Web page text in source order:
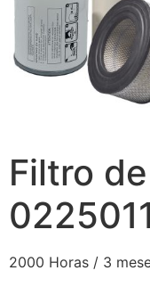
Filtro
2000 Horas / 3